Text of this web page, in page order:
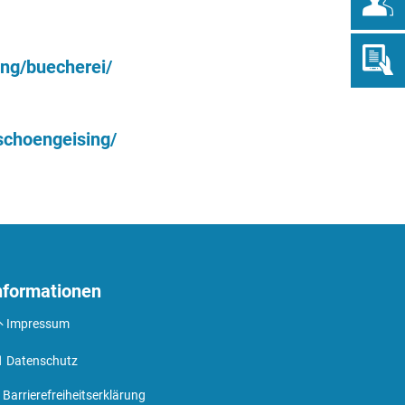
buecherei/
Impressum
Datenschutz
Barrierefreiheitserklärung